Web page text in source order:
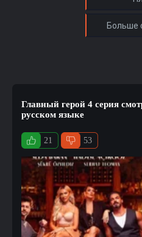
Главный герой 4 серия
русском языке
21 53